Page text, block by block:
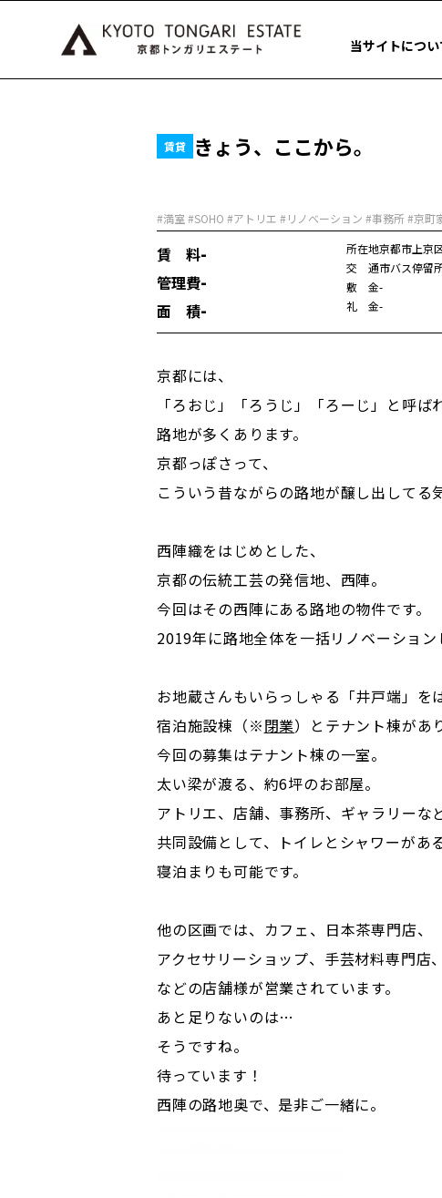
当サイトについ
賃貸 きょう、ここから。
#満室 #SOHO #アトリエ #リノベーション #事務所 #京町
賃 料-
管理費-
面 積-
所在地京都市上京
交 通市バス停留
敷 金-
礼 金-
京都には、
「ろおじ」「ろうじ」「ろーじ」と呼ば
路地が多くあります。
京都っぽさって、
こういう昔ながらの路地が醸し出してる
西陣織をはじめとした、
京都の伝統工芸の発信地、西陣。
今回はその西陣にある路地の物件です。
2019年に路地全体を一括リノベーション
お地蔵さんもいらっしゃる「井戸端」を
宿泊施設棟（※閉業）とテナント棟があ
今回の募集はテナント棟の一室。
太い梁が渡る、約6坪のお部屋。
アトリエ、店舗、事務所、ギャラリーな
共同設備として、トイレとシャワーがあ
寝泊まりも可能です。
他の区画では、カフェ、日本茶専門店、
アクセサリーショップ、手芸材料専門店、
などの店舗様が営業されています。
あと足りないのは…
そうですね。
待っています！
西陣の路地奥で、是非ご一緒に。